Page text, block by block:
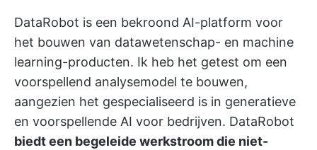
DataRobot is een bekroond AI-platform voor
het bouwen van datawetenschap- en machine
learning-producten. Ik heb het getest om een
voorspellend analysemodel te bouwen,
aangezien het gespecialiseerd is in generatieve
en voorspellende AI voor bedrijven. DataRobot
biedt een begeleide werkstroom die niet-